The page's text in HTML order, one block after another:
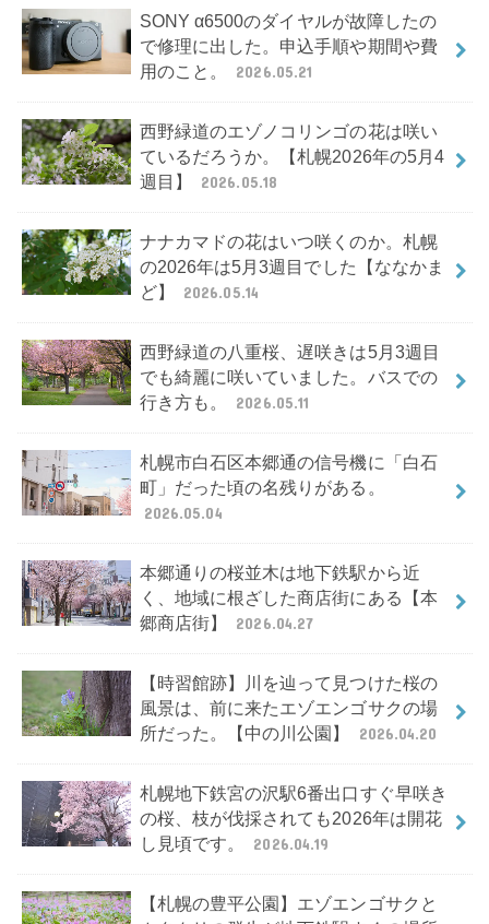
SONY α6500のダイヤルが故障したの
で修理に出した。申込手順や期間や費
用のこと。
2026.05.21
西野緑道のエゾノコリンゴの花は咲い
ているだろうか。【札幌2026年の5月4
週目】
2026.05.18
ナナカマドの花はいつ咲くのか。札幌
の2026年は5月3週目でした【ななかま
ど】
2026.05.14
西野緑道の八重桜、遅咲きは5月3週目
でも綺麗に咲いていました。バスでの
行き方も。
2026.05.11
札幌市白石区本郷通の信号機に「白石
町」だった頃の名残りがある。
2026.05.04
本郷通りの桜並木は地下鉄駅から近
く、地域に根ざした商店街にある【本
郷商店街】
2026.04.27
【時習館跡】川を辿って見つけた桜の
風景は、前に来たエゾエンゴサクの場
所だった。【中の川公園】
2026.04.20
札幌地下鉄宮の沢駅6番出口すぐ早咲き
の桜、枝が伐採されても2026年は開花
し見頃です。
2026.04.19
【札幌の豊平公園】エゾエンゴサクと